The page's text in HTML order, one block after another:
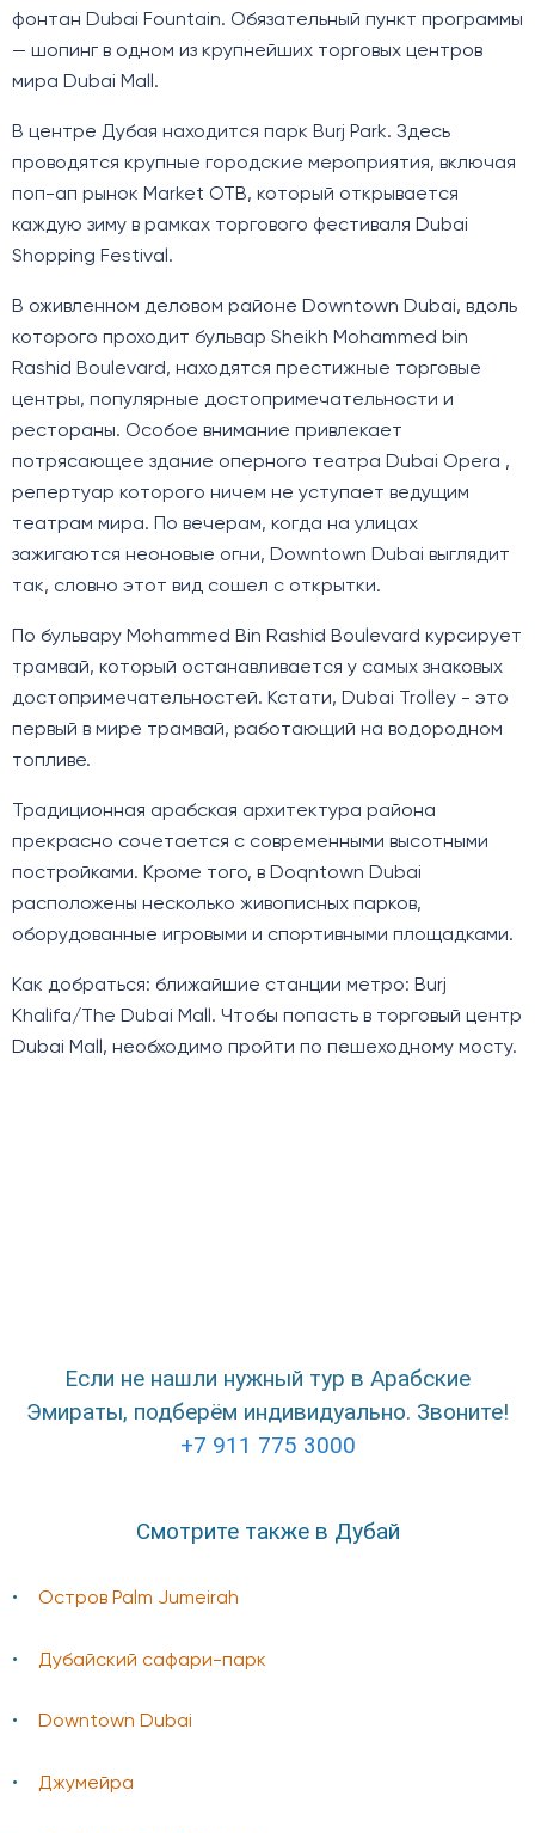
фонтан Dubai Fountain. Обязательный пункт программы
— шопинг в одном из крупнейших торговых центров
мира Dubai Mall.
В центре Дубая находится парк Burj Park. Здесь
проводятся крупные городские мероприятия, включая
поп-ап рынок Market OTB, который открывается
каждую зиму в рамках торгового фестиваля Dubai
Shopping Festival.
В оживленном деловом районе Downtown Dubai, вдоль
которого проходит бульвар Sheikh Mohammed bin
Rashid Boulevard, находятся престижные торговые
центры, популярные достопримечательности и
рестораны. Особое внимание привлекает
потрясающее здание оперного театра Dubai Opera ,
репертуар которого ничем не уступает ведущим
театрам мира. По вечерам, когда на улицах
зажигаются неоновые огни, Downtown Dubai выглядит
так, словно этот вид сошел с открытки.
По бульвару Mohammed Bin Rashid Boulevard курсирует
трамвай, который останавливается у самых знаковых
достопримечательностей. Кстати, Dubai Trolley - это
первый в мире трамвай, работающий на водородном
топливе.
Традиционная арабская архитектура района
прекрасно сочетается с современными высотными
постройками. Кроме того, в Doqntown Dubai
расположены несколько живописных парков,
оборудованные игровыми и спортивными площадками.
Как добраться: ближайшие станции метро: Burj
Khalifa/The Dubai Mall. Чтобы попасть в торговый центр
Dubai Mall, необходимо пройти по пешеходному мосту.
Если не нашли нужный тур в Арабские
Эмираты, подберём индивидуально. Звоните!
+7 911 775 3000
Смотрите также в Дубай
Остров Palm Jumeirah
Дубайский сафари-парк
Downtown Dubai
Джумейра